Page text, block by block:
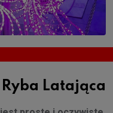
Latająca